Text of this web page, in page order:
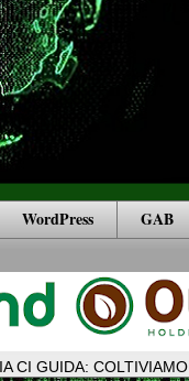
WordPress GAB
CI GUIDA: